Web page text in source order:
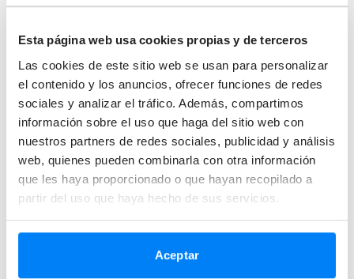
Esta página web usa cookies propias y de terceros
Las cookies de este sitio web se usan para personalizar
el contenido y los anuncios, ofrecer funciones de redes
sociales y analizar el tráfico. Además, compartimos
información sobre el uso que haga del sitio web con
nuestros partners de redes sociales, publicidad y análisis
web, quienes pueden combinarla con otra información
que les haya proporcionado o que hayan recopilado a
partir del uso que haya hecho de sus servicios.
Aceptar
Ver servicios en detalle
Una App útil desde los preparativos
Información de tu viaje en tiempo real, asistencia 24/7 con
Telemedicinay comunicación y gestión integral de
siniestrosen una misma App.